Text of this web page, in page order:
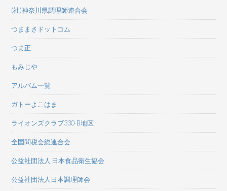
(社)神奈川県調理師連合会
つままさドットコム
つま正
もみじや
アルバム一覧
ガトーよこはま
ライオンズクラブ330-B地区
全国間税会総連合会
公益社団法人 日本食品衛生協会
公益社団法人日本調理師会